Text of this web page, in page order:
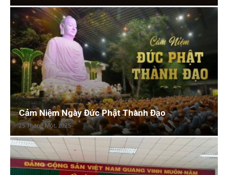
Cảm Niệm Ngày Đức Phật Thành Đạo
25 Tháng Một, 2025